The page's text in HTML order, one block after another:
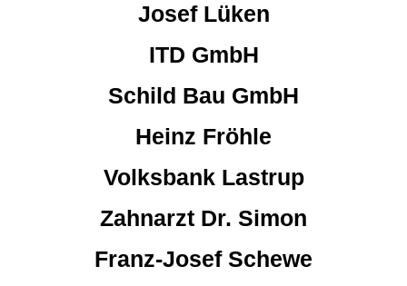
Josef Lüken
ITD GmbH
Schild Bau GmbH
Heinz Fröhle
Volksbank Lastrup
Zahnarzt Dr. Simon
Franz-Josef Schewe